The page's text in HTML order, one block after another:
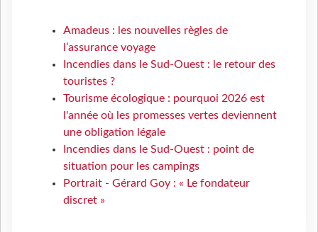
Amadeus : les nouvelles règles de
l’assurance voyage
Incendies dans le Sud-Ouest : le retour des
touristes ?
Tourisme écologique : pourquoi 2026 est
l'année où les promesses vertes deviennent
une obligation légale
Incendies dans le Sud-Ouest : point de
situation pour les campings
Portrait - Gérard Goy : « Le fondateur
discret »